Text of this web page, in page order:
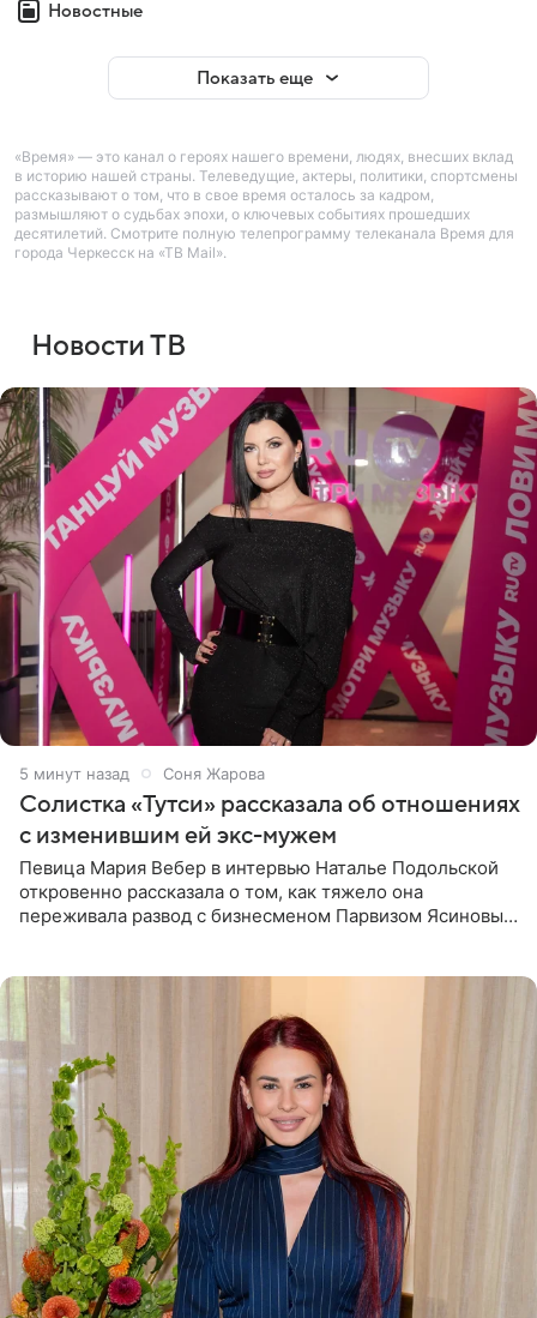
Новостные
Показать еще
«Время» — это канал о героях нашего времени, людях, внесших вклад
в историю нашей страны. Телеведущие, актеры, политики, спортсмены
рассказывают о том, что в свое время осталось за кадром,
размышляют о судьбах эпохи, о ключевых событиях прошедших
десятилетий. Смотрите полную телепрограмму телеканала Время для
города Черкесск на «ТВ Mail».
Новости ТВ
5 минут назад Соня Жарова
Солистка «Тутси» рассказала об отношениях
с изменившим ей экс-мужем
Певица Мария Вебер в интервью Наталье Подольской
откровенно рассказала о том, как тяжело она
переживала развод с бизнесменом Парвизом Ясиновым.